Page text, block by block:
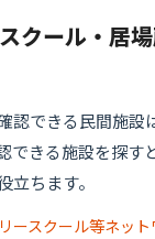
クール・居
認できる民間施設
できる施設を探す
立ちます。
ースクール等ネット